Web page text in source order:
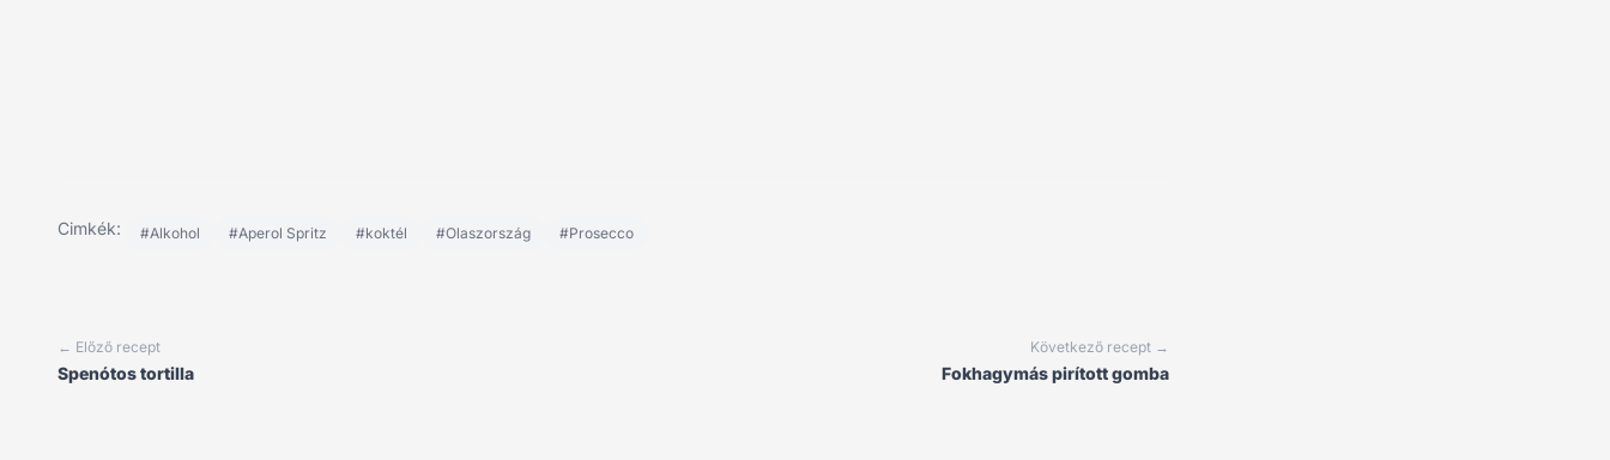
Cimkék: #Alkohol #Aperol Spritz #koktél #Olaszország #Prosecco
← Előző recept
Spenótos tortilla
Következő recept →
Fokhagymás pirított gomba